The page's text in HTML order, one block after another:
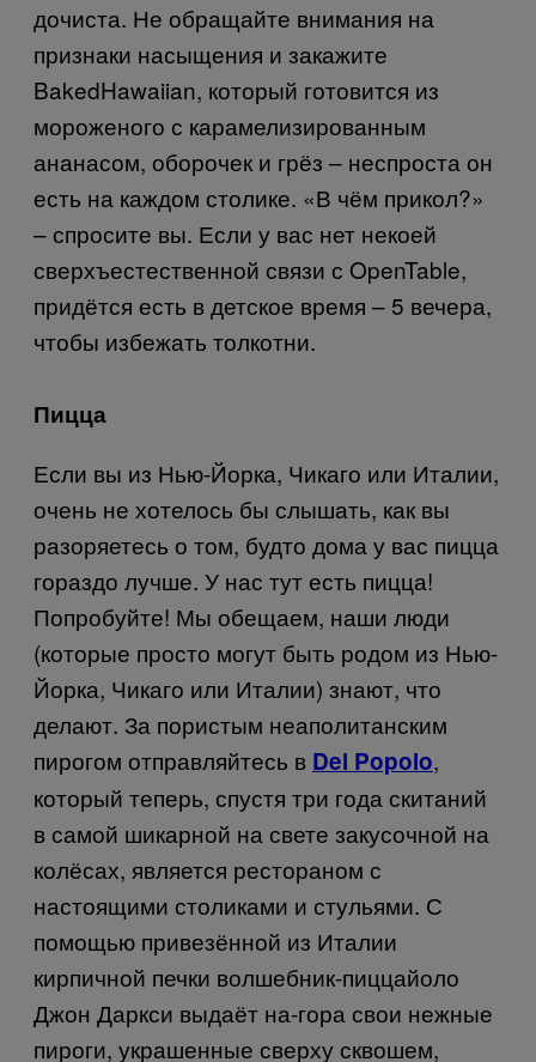
дочиста. Не обращайте внимания на
признаки насыщения и закажите
BakedHawaiian, который готовится из
мороженого с карамелизированным
ананасом, оборочек и грёз – неспроста он
есть на каждом столике. «В чём прикол?»
– спросите вы. Если у вас нет некоей
сверхъестественной связи с OpenTable,
придётся есть в детское время – 5 вечера,
чтобы избежать толкотни.
Пицца
Если вы из Нью-Йорка, Чикаго или Италии,
очень не хотелось бы слышать, как вы
разоряетесь о том, будто дома у вас пицца
гораздо лучше. У нас тут есть пицца!
Попробуйте! Мы обещаем, наши люди
(которые просто могут быть родом из Нью-
Йорка, Чикаго или Италии) знают, что
делают. За пористым неаполитанским
пирогом отправляйтесь в Del Popolo,
который теперь, спустя три года скитаний
в самой шикарной на свете закусочной на
колёсах, является рестораном с
настоящими столиками и стульями. С
помощью привезённой из Италии
кирпичной печки волшебник-пиццайоло
Джон Даркси выдаёт на-гора свои нежные
пироги, украшенные сверху сквошем,